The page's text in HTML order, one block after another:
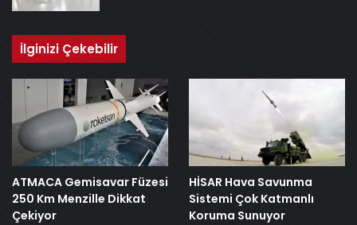
İlginizi Çekebilir
ATMACA Gemisavar Füzesi
250 Km Menzille Dikkat
Çekiyor
HİSAR Hava Savunma
Sistemi Çok Katmanlı
Koruma Sunuyor